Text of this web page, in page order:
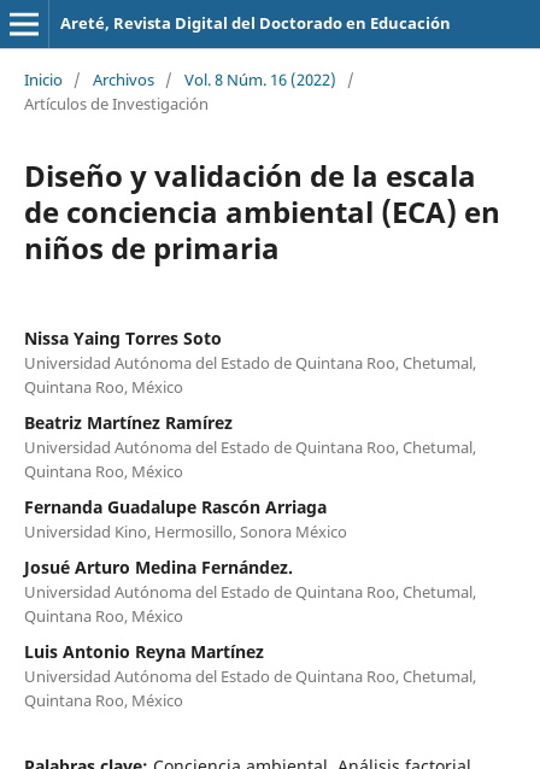
Areté, Revista Digital del Doctorado en Educación
Inicio / Archivos / Vol. 8 Núm. 16 (2022)
/
Artículos de Investigación
Diseño y validación de la escala
de conciencia ambiental (ECA) en
niños de primaria
Nissa Yaing Torres Soto
Universidad Autónoma del Estado de Quintana Roo, Chetumal,
Quintana Roo, México
Beatriz Martínez Ramírez
Universidad Autónoma del Estado de Quintana Roo, Chetumal,
Quintana Roo, México
Fernanda Guadalupe Rascón Arriaga
Universidad Kino, Hermosillo, Sonora México
Josué Arturo Medina Fernández.
Universidad Autónoma del Estado de Quintana Roo, Chetumal,
Quintana Roo, México
Luis Antonio Reyna Martínez
Universidad Autónoma del Estado de Quintana Roo, Chetumal,
Quintana Roo, México